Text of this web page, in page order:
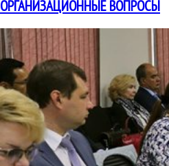
ОРГАНИЗАЦИОННЫЕ ВОПРОСЫ